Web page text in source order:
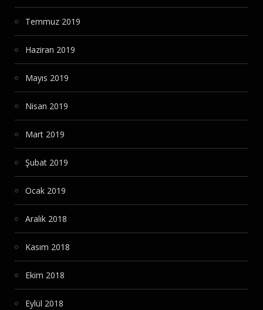
Temmuz 2019
Haziran 2019
Mayıs 2019
Nisan 2019
Mart 2019
Şubat 2019
Ocak 2019
Aralık 2018
Kasım 2018
Ekim 2018
Eylül 2018